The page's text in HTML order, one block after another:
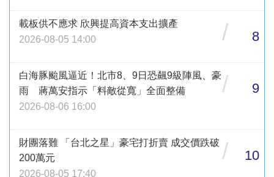
載板供不應求 欣興提高資本支出擴產
2026-08-05 14:00
/ 8
白海豚颱風逼近！北市8、9日恐飆9級陣風、豪
雨 蔣萬安指示「料敵從寬」全面整備
2026-08-06 16:00
/ 9
財團落難 「台北之星」豪宅打折賣 成交價跌破
200萬元
2026-08-05 17:40
/ 10